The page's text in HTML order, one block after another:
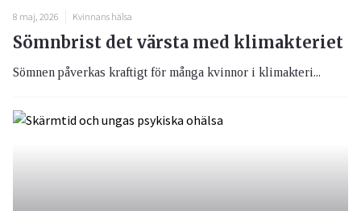
8 maj, 2026 Kvinnans hälsa
Sömnbrist det värsta med klimakteriet
Sömnen påverkas kraftigt för många kvinnor i klimakteri...